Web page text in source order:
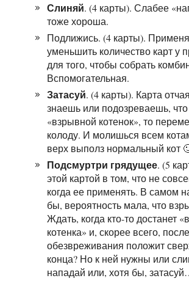
Слиняй. (4 карты). Слабее
тоже хороша.
Подлижись. (4 карты).
уменьшить количество карт у
для того, чтобы собрать
Вспомогательная.
Затасуй. (4 карты). Карта
знаешь или подозреваешь,
«взрывной котенок», то
колоду. И молишься всем
верх выполз нормальный кот
Подсмуртри грядущее. (5
этой картой в том, что не
когда ее применять. В самом
бы, вероятность мала, что
Ждать, когда кто-то достанет
котенка» и, скорее всего, после
обезвреживания положит
конца? Но к ней нужны или
нападай или, хотя бы,